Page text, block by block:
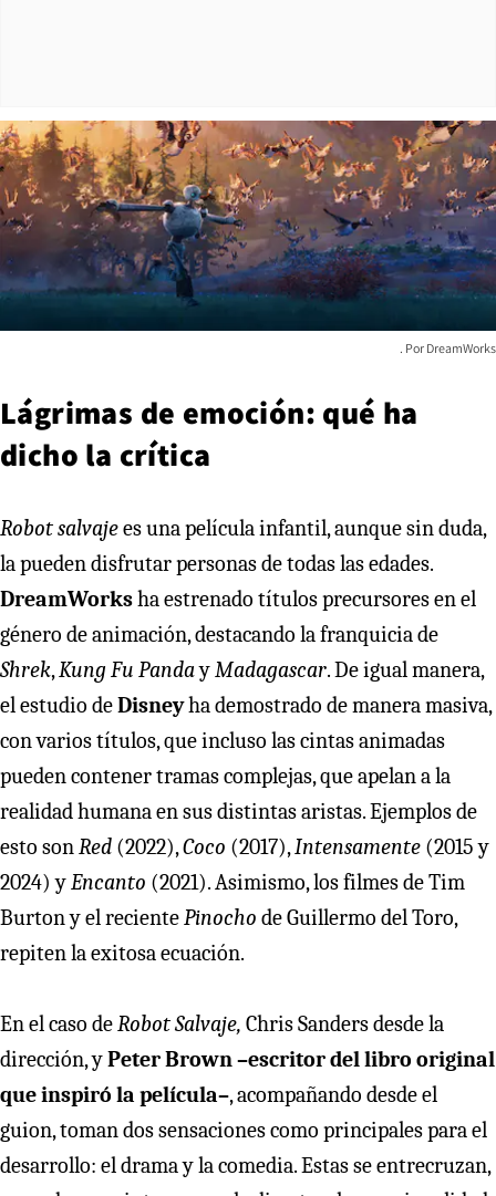
DreamWorks
Lágrimas de emoción: qué ha
dicho la crítica
Robot salvajees una película infantil, aunque sin duda,
la pueden disfrutar personas de todas las edades.
DreamWorksha estrenado títulos precursores en el
género de animación, destacando la franquicia de
Shrek,Kung Fu PandayMadagascar. De igual manera,
el estudio deDisneyha demostrado de manera masiva,
con varios títulos, que incluso las cintas animadas
pueden contener tramas complejas, que apelan a la
realidad humana en sus distintas aristas. Ejemplos de
esto sonRed (2022),Coco (2017),Intensamente (2015 y
2024) yEncanto (2021). Asimismo, los filmes de Tim
Burton y el recientePinocho de Guillermo del Toro,
repiten la exitosa ecuación.
En el caso deRobot Salvaje, Chris Sanders desde la
dirección, yPeter Brown –escritor del libro original
que inspiró la película–, acompañando desde el
guion, toman dos sensaciones como principales para el
desarrollo: el drama y la comedia. Estas se entrecruzan,